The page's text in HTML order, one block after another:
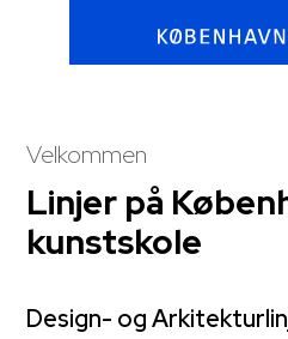
Velkommen​
Linjer på
kunstskole
Design- og